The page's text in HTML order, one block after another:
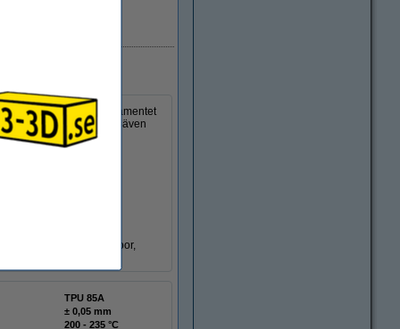
A-hårdhet på 85. Filamentet
dynamiska krafter gör även
vibrationsdämpare, kåpor,
TPU 85A
± 0,05 mm
200 - 235 °C